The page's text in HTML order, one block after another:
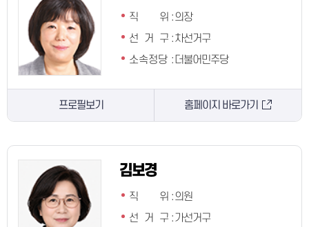
직 위
:의장
선 거 구 :차선거구
소속정당 : 더불어민주당
프로필보기 홈페이지 바로가기
김보경
직 위
:의원
선 거 구 :가선거구